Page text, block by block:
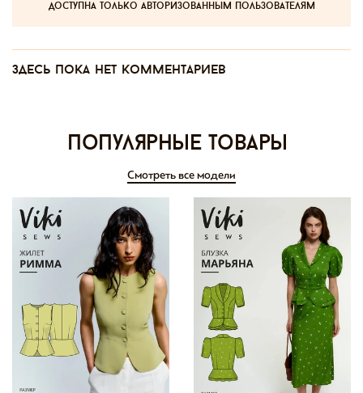
доступна только авторизованным пользователям
Здесь пока нет комментариев
Популярные товары
Смотреть все модели